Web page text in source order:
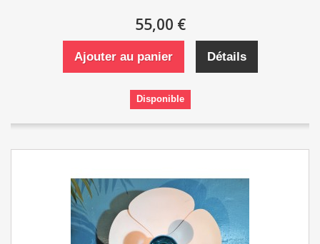
55,00 €
Ajouter au panier Détails
Disponible